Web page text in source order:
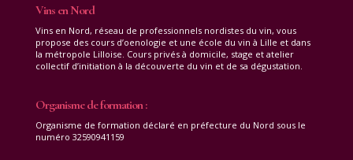
Vins en Nord
Vins en Nord, réseau de professionnels nordistes du vin, vous
propose des cours d’oenologie et une école du vin à Lille et dans
la métropole Lilloise. Cours privés à domicile, stage et atelier
collectif d’initiation à la découverte du vin et de sa dégustation.
Organisme de formation :
Organisme de formation déclaré en préfecture du Nord sous le
numéro 32590941159